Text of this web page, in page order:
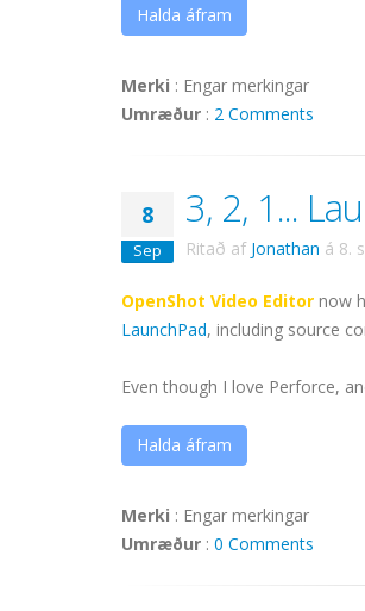
Halda áfram
Merki : Engar merkingar
Umræður : 2 Comments
8
Sep
3, 2, 1...
Ritað af Jonathan á 8.
OpenShot Video Editor now
LaunchPad, including source
Even though I love Perforce,
Halda áfram
Merki : Engar merkingar
Umræður : 0 Comments